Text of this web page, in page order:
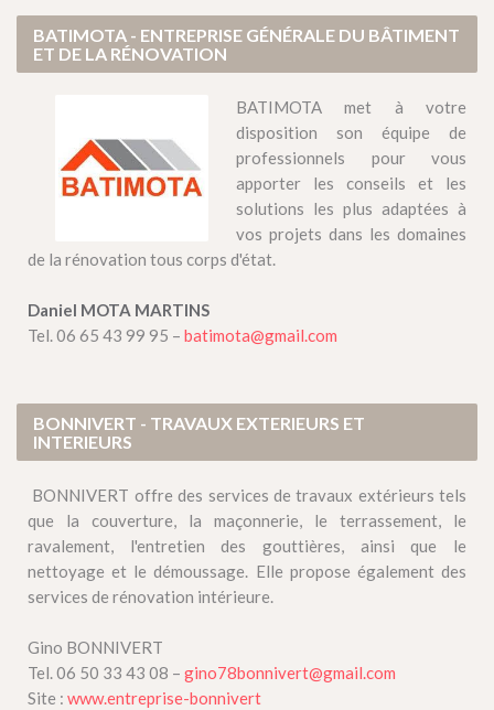
BATIMOTA - ENTREPRISE GÉNÉRALE DU BÂTIMENT
ET DE LA RÉNOVATION
BATIMOTA met à votre
disposition son équipe de
professionnels pour vous
apporter les conseils et les
solutions les plus adaptées à
vos projets dans les domaines
de la rénovation tous corps d'état.
Daniel MOTA MARTINS
Tel. 06 65 43 99 95 – batimota@gmail.com
BONNIVERT - TRAVAUX EXTERIEURS ET
INTERIEURS
BONNIVERT offre des services de travaux extérieurs tels
que la couverture, la maçonnerie, le terrassement, le
ravalement, l'entretien des gouttières, ainsi que le
nettoyage et le démoussage. Elle propose également des
services de rénovation intérieure.
Gino BONNIVERT
Tel. 06 50 33 43 08 – gino78bonnivert@gmail.com
Site : www.entreprise-bonnivert